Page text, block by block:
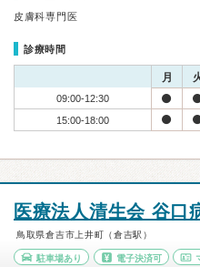
皮膚科専門医
診療時間
月
09:00-12:30
15:00-18:00
医療法人清生会 谷口
鳥取県倉吉市上井町（倉吉駅）
駐車場あり 電子決済可